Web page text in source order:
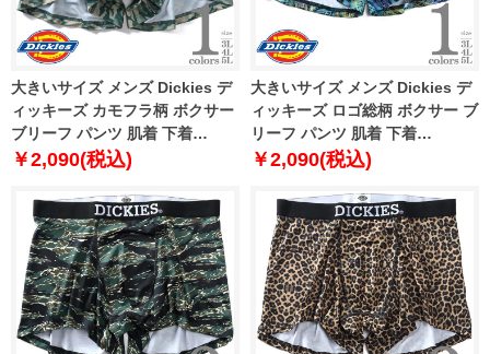
大きいサイズ メンズ Dickies デ
ィッキーズ カモフラ柄 ボクサー
ブリーフ パンツ 肌着 下着
80212600
￥2,090(税込)
大きいサイズ メンズ Dickies デ
ィッキーズ ロゴ総柄 ボクサー ブ
リーフ パンツ 肌着 下着
80212700
￥2,090(税込)